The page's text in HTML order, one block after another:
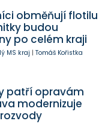
obměňují flotilu
budou
po celém kraji
MS kraj | Tomáš Kořistka
patří opravám
modernizuje